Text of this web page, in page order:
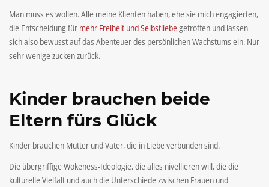
Man muss es wollen. Alle meine Klienten haben, ehe sie mich engagierten,
die Entscheidung für mehr Freiheit und Selbstliebegetroffen und lassen
sich also bewusst auf das Abenteuer des persönlichen Wachstums ein. Nur
sehr wenige zucken zurück.
Kinder brauchen beide
Eltern fürs Glück
Kinder brauchen Mutter und Vater, die in Liebe verbunden sind.
Die übergriffige Wokeness-Ideologie, die alles nivellieren will, die die
kulturelle Vielfalt und auch die Unterschiede zwischen Frauen und